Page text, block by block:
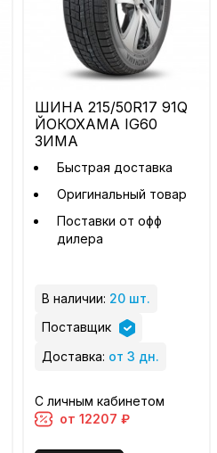
ШИНА 215/50R17 91Q
ЙОКОХАМА IG60
ЗИМА
Быстрая доставка
Оригинальный товар
Поставки от офф
дилера
В наличии: 20 шт.
Поставщик
Доставка: от 3 дн.
С личным кабинетом
от 12207 ₽